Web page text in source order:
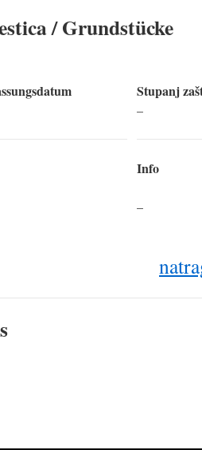
/ Grundstücke
Stupanj
–
Info
–